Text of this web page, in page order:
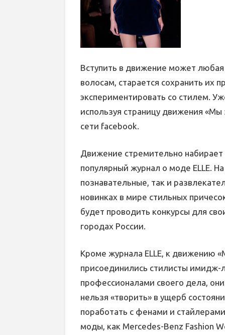
Вступить в движение может
волосам, старается сохранить их
экспериментировать со стилем.
используя страницу движения «Мы
сети facebook.
Движение стремительно
популярный журнал о моде ELLE.
познавательные, так и
новинках в мире стильных
будет проводить конкурсы для
городах России.
Кроме журнала ELLE, к движению
присоединились стилисты имидж-
профессионалами своего дела,
нельзя «творить» в ущерб
поработать с фенами и
моды, как Mercedes-Benz Fashion